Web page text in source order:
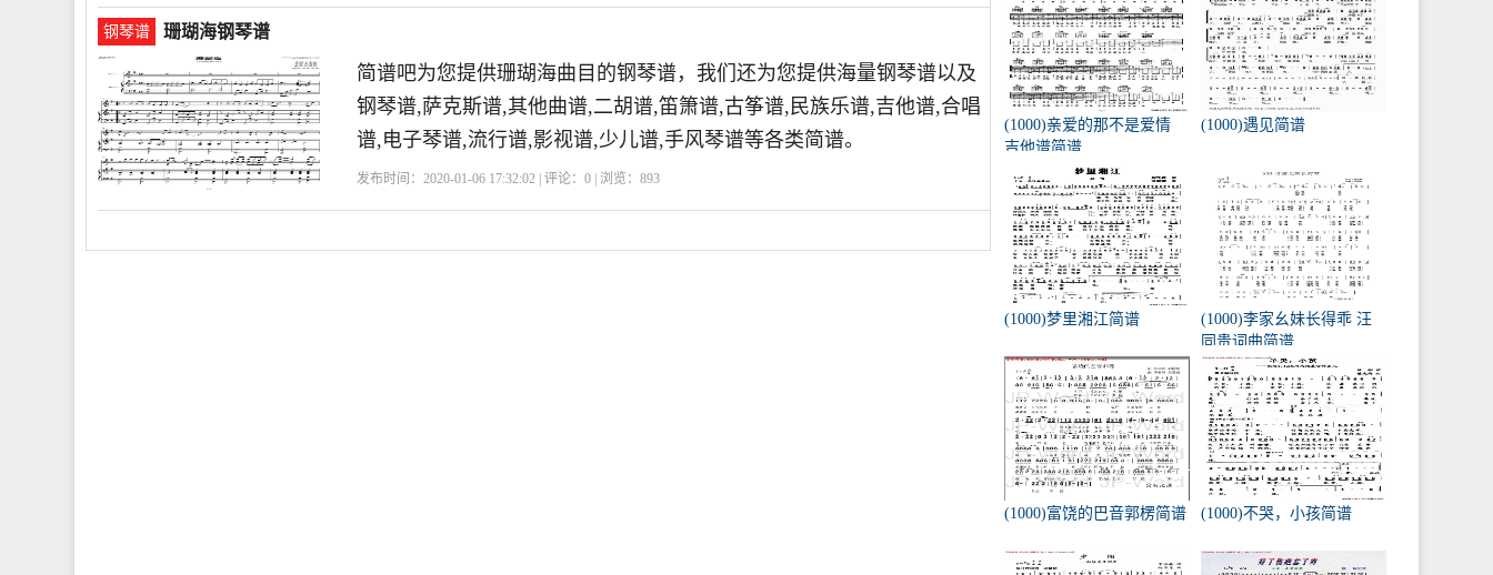
钢琴谱 珊瑚海钢琴谱
简谱吧为您提供珊瑚海曲目的钢琴谱，我们还为您提供海量钢琴谱以及
钢琴谱,萨克斯谱,其他曲谱,二胡谱,笛箫谱,古筝谱,民族乐谱,吉他谱,合唱
谱,电子琴谱,流行谱,影视谱,少儿谱,手风琴谱等各类简谱。
发布时间：2020-01-06 17:32:02 | 评论：0 | 浏览：893
(1000)亲爱的那不是爱情
吉他谱简谱
(1000)遇见简谱
(1000)梦里湘江简谱
(1000)李家幺妹长得乖 汪
同贵词曲简谱
(1000)富饶的巴音郭楞简谱 (1000)不哭，小孩简谱